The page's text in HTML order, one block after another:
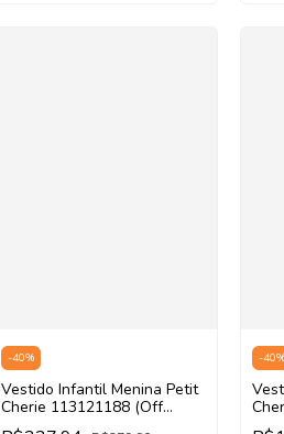
-40%
Vestido Infantil Menina Petit
Cherie 113121188 (Off
White/Pink/Azul)
-40%